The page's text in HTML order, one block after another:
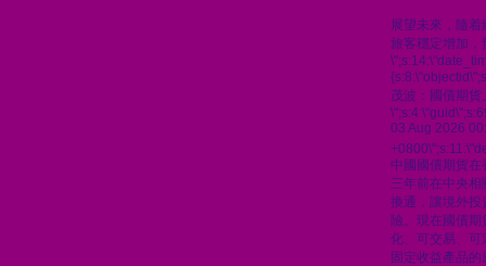
展望未來，隨
旅客穩定增加，
茂波：國債期
03 Aug 2026
中國國債期貨在
三年前在中央
換通，讓境外投
險。現在國債
化、可交易、可
固定收益產品